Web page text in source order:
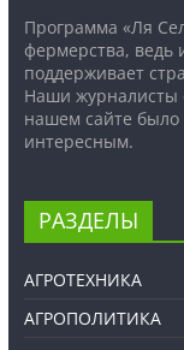
Программа «Ля
фермерства, ведь
поддерживает
Наши журналисты
нашем сайте
интересным.
РАЗДЕЛЫ
АГРОТЕХНИКА
АГРОПОЛИТИКА